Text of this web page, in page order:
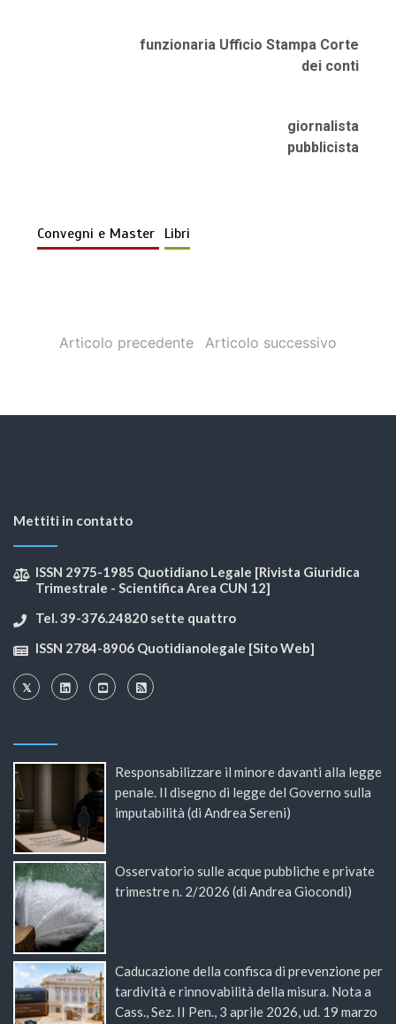
funzionaria Ufficio Stampa Corte
dei conti
giornalista
pubblicista
Convegni e Master Libri
Articolo precedente Articolo successivo
Mettiti in contatto
ISSN 2975-1985 Quotidiano Legale [Rivista Giuridica
Trimestrale - Scientifica Area CUN 12]
Tel. 39-376.24820 sette quattro
ISSN 2784-8906 Quotidianolegale [Sito Web]
Responsabilizzare il minore davanti alla legge
penale. Il disegno di legge del Governo sulla
imputabilità (di Andrea Sereni)
Osservatorio sulle acque pubbliche e private
trimestre n. 2/2026 (di Andrea Giocondi)
Caducazione della confisca di prevenzione per
tardività e rinnovabilità della misura. Nota a
Cass., Sez. II Pen., 3 aprile 2026, ud. 19 marzo